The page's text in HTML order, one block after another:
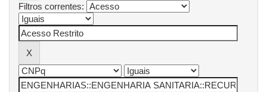
Filtros correntes: